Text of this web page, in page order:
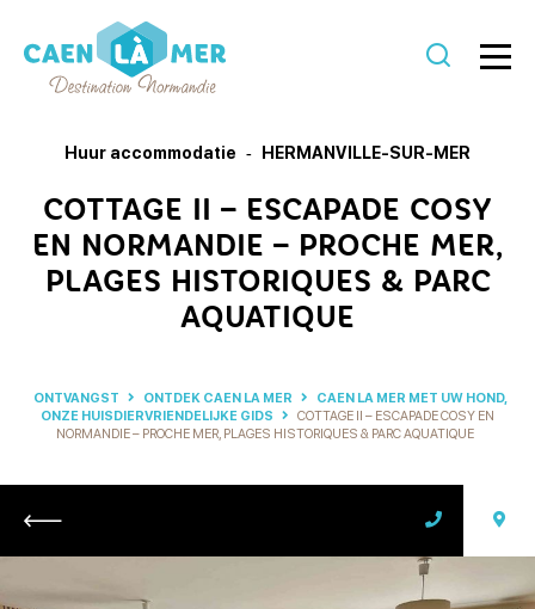
Toerisme
Huur accommodatie HERMANVILLE-SUR-MER
COTTAGE II – ESCAPADE COSY
EN NORMANDIE – PROCHE MER,
PLAGES HISTORIQUES & PARC
AQUATIQUE
ONTVANGST ONTDEK CAEN LA MER
CAEN LA MER MET UW HOND,
ONZE HUISDIERVRIENDELIJKE GIDS
COTTAGE II – ESCAPADE COSY EN
NORMANDIE – PROCHE MER, PLAGES HISTORIQUES & PARC AQUATIQUE
Retour